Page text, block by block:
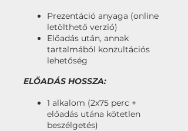
Prezentáció anyaga (online
letölthető verzió)
Előadás után, annak
tartalmából konzultációs
lehetőség
ELŐADÁS HOSSZA:
1 alkalom (2x75 perc +
előadás utána kötetlen
beszélgetés)